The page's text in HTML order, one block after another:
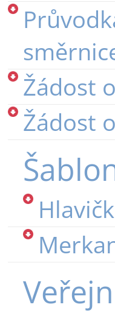
Žádost
Žádost